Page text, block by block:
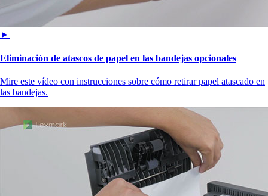
►
Eliminación de atascos de papel en las bandejas opcionales
Mire este vídeo con instrucciones sobre cómo retirar papel atascado en
las bandejas.